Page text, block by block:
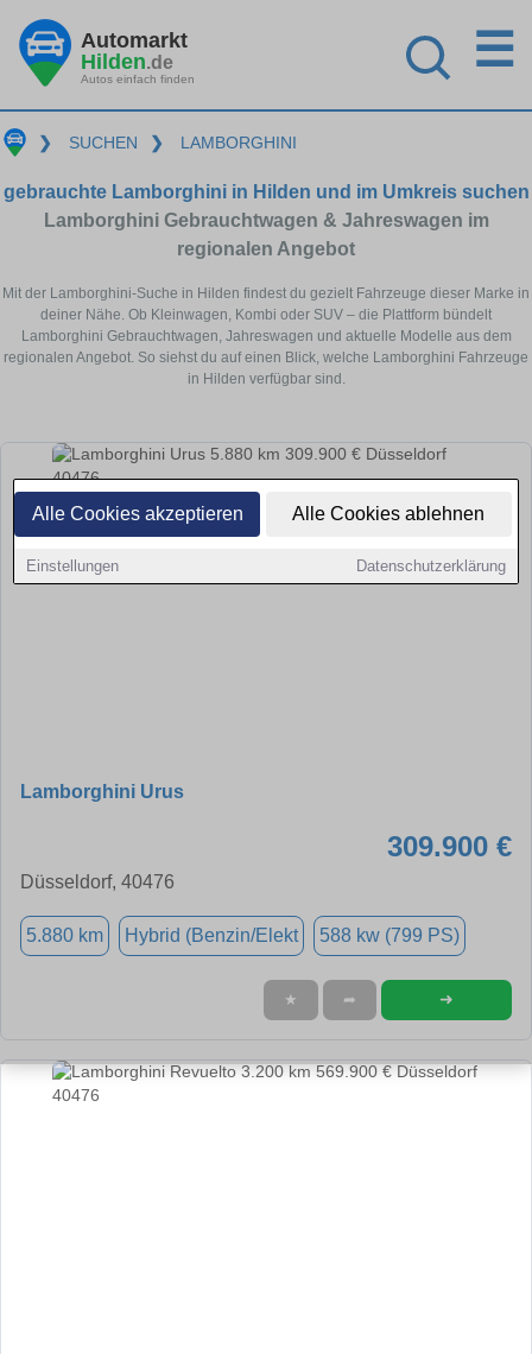
Alle Cookies akzeptieren Alle Cookies ablehnen
Einstellungen Datenschutzerklärung
Automarkt
Hilden.de
Autos einfach finden
☰
❯ SUCHEN ❯ LAMBORGHINI
gebrauchte Lamborghini in Hilden und im Umkreis suchen
Lamborghini Gebrauchtwagen & Jahreswagen im
regionalen Angebot
Mit der Lamborghini-Suche in Hilden findest du gezielt Fahrzeuge dieser Marke in
deiner Nähe. Ob Kleinwagen, Kombi oder SUV – die Plattform bündelt
Lamborghini Gebrauchtwagen, Jahreswagen und aktuelle Modelle aus dem
regionalen Angebot. So siehst du auf einen Blick, welche Lamborghini Fahrzeuge
in Hilden verfügbar sind.
Lamborghini Urus
309.900 €
Düsseldorf, 40476
5.880 km Hybrid (Benzin/Elekt 588 kw (799 PS)
★ ➦ ➜